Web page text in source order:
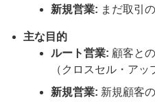
新規営業: まだ取引
主な目的
ルート営業: 顧客と
（クロスセル・アッ
新規営業: 新規顧客